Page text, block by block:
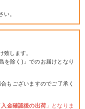
い。
致します。
を除く)」でのお届けとなり
もございますのでご了承く
入金確認後の出荷 」となりま